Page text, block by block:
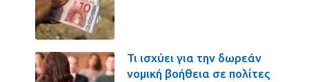
Τι ισχύει για την δωρεάν
νομική βοήθεια σε πολίτες